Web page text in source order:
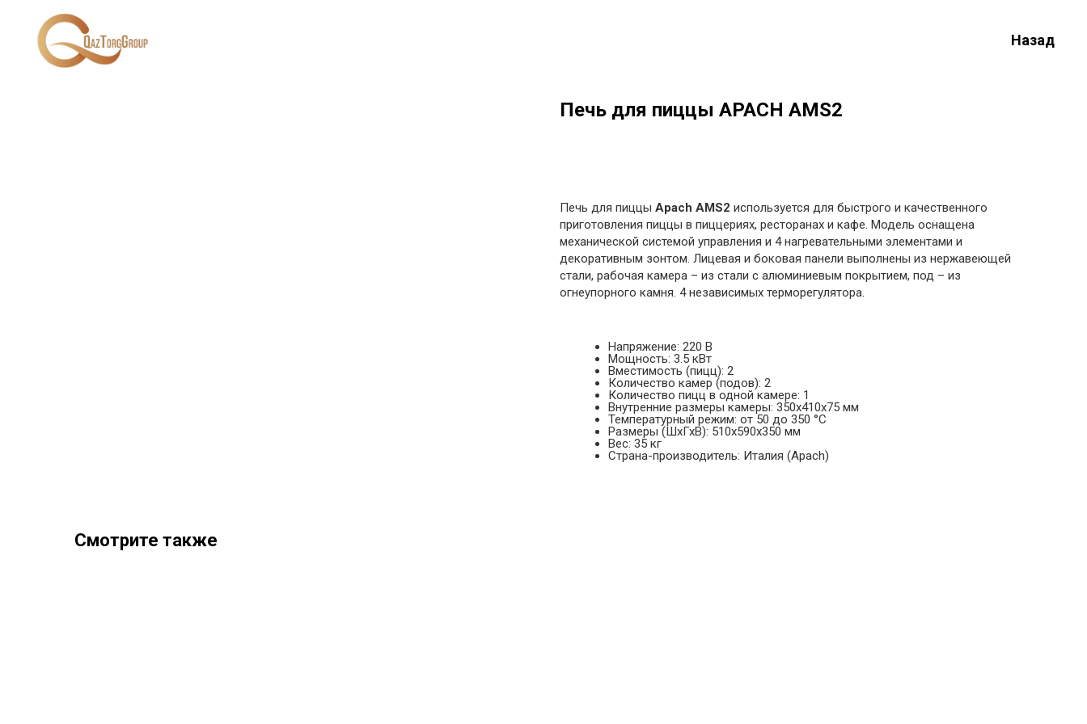
Назад
Печь для пиццы АРАСН АМS2
Печь для пиццы Apach AMS2 используется для быстрого и качественного
приготовления пиццы в пиццериях, ресторанах и кафе. Модель оснащена
механической системой управления и 4 нагревательными элементами и
декоративным зонтом. Лицевая и боковая панели выполнены из нержавеющей
стали, рабочая камера – из стали с алюминиевым покрытием, под – из
огнеупорного камня. 4 независимых терморегулятора.
Напряжение: 220 В
Мощность: 3.5 кВт
Вместимость (пицц): 2
Количество камер (подов): 2
Количество пицц в одной камере: 1
Внутренние размеры камеры: 350x410x75 мм
Температурный режим: от 50 до 350 °С
Размеры (ШхГхВ): 510х590х350 мм
Вес: 35 кг
Страна-производитель: Италия (Apach)
Смотрите также